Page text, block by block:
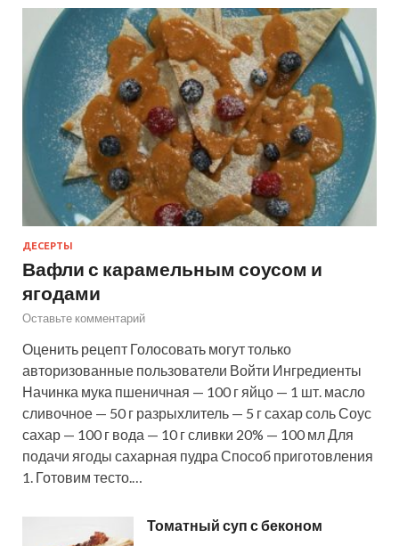
ДЕСЕРТЫ
Вафли с карамельным соусом и
ягодами
Оставьте комментарий
Оценить рецепт Голосовать могут только
авторизованные пользователи Войти Ингредиенты
Начинка мука пшеничная — 100 г яйцо — 1 шт. масло
сливочное — 50 г разрыхлитель — 5 г сахар соль Соус
сахар — 100 г вода — 10 г сливки 20% — 100 мл Для
подачи ягоды сахарная пудра Способ приготовления
1. Готовим тесто.…
Томатный суп с беконом